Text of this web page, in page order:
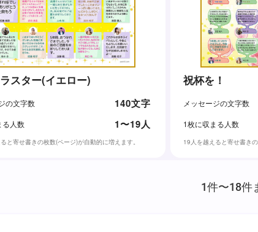
スター(イエロー)
の文字数 140文字
る人数 1〜19人
と寄せ書きの枚数(ページ)が自動的に増えます。
祝杯を！
メッセージの文字数
1枚に収まる人数
19人を越えると寄せ書き
1件〜18件